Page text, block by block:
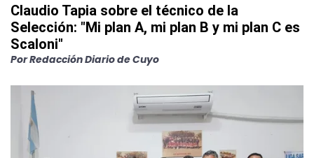
Claudio Tapia sobre el técnico de la
Selección: "Mi plan A, mi plan B y mi plan C es
Scaloni"
PorRedacción Diario de Cuyo